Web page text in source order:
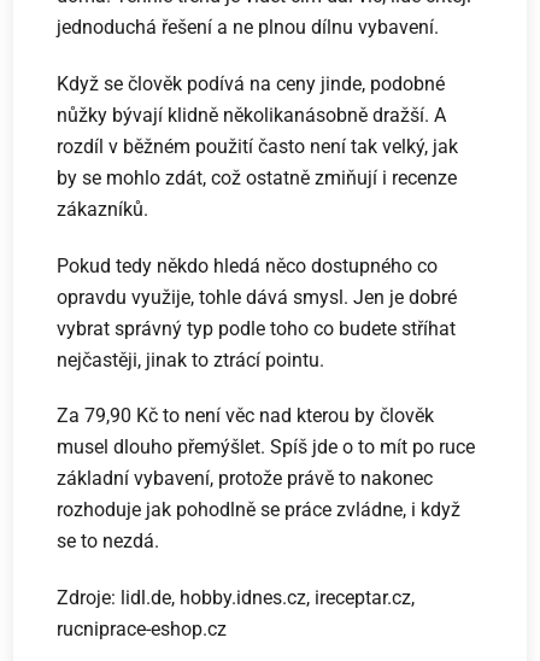
jednoduchá řešení a ne plnou dílnu vybavení.
Když se člověk podívá na ceny jinde, podobné
nůžky bývají klidně několikanásobně dražší. A
rozdíl v běžném použití často není tak velký, jak
by se mohlo zdát, což ostatně zmiňují i recenze
zákazníků.
Pokud tedy někdo hledá něco dostupného co
opravdu využije, tohle dává smysl. Jen je dobré
vybrat správný typ podle toho co budete stříhat
nejčastěji, jinak to ztrácí pointu.
Za 79,90 Kč to není věc nad kterou by člověk
musel dlouho přemýšlet. Spíš jde o to mít po ruce
základní vybavení, protože právě to nakonec
rozhoduje jak pohodlně se práce zvládne, i když
se to nezdá.
Zdroje: lidl.de, hobby.idnes.cz, ireceptar.cz,
rucniprace-eshop.cz